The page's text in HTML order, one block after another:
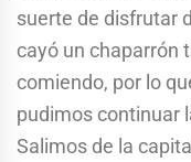
suerte de disfrutar
cayó un chaparrón
comiendo, por lo
pudimos continuar
Salimos de la